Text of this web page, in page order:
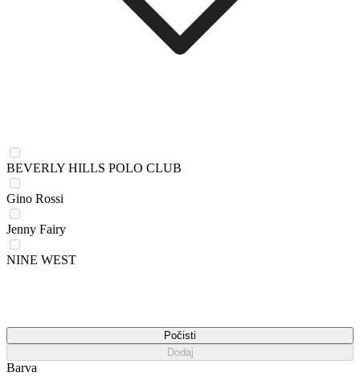
BEVERLY HILLS POLO CLUB
Gino Rossi
Jenny Fairy
NINE WEST
Počisti
Dodaj
Barva